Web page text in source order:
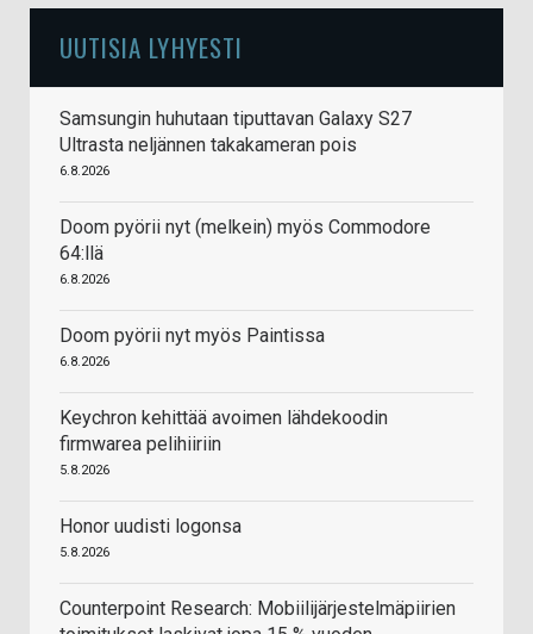
UUTISIA LYHYESTI
Samsungin huhutaan tiputtavan Galaxy S27
Ultrasta neljännen takakameran pois
6.8.2026
Doom pyörii nyt (melkein) myös Commodore
64:llä
6.8.2026
Doom pyörii nyt myös Paintissa
6.8.2026
Keychron kehittää avoimen lähdekoodin
firmwarea pelihiiriin
5.8.2026
Honor uudisti logonsa
5.8.2026
Counterpoint Research: Mobiilijärjestelmäpiirien